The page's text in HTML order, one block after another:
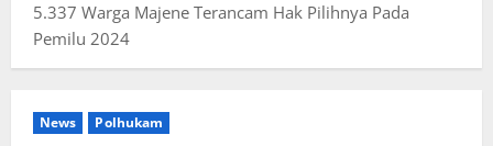
5.337 Warga Majene Terancam Hak Pilihnya Pada
Pemilu 2024
News Polhukam